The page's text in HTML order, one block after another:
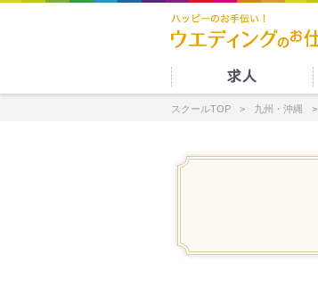
スクールTOP 九州・沖縄